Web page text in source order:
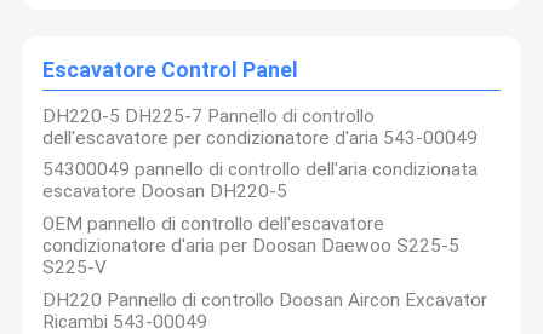
Escavatore Control Panel
DH220-5 DH225-7 Pannello di controllo
dell'escavatore per condizionatore d'aria 543-00049
54300049 pannello di controllo dell'aria condizionata
escavatore Doosan DH220-5
OEM pannello di controllo dell'escavatore
condizionatore d'aria per Doosan Daewoo S225-5
S225-V
DH220 Pannello di controllo Doosan Aircon Excavator
Ricambi 543-00049